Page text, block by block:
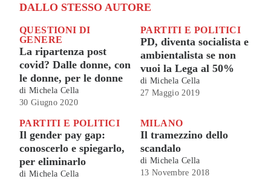
DALLO STESSO AUTORE
QUESTIONI DI
GENERE
La ripartenza post
covid? Dalle donne, con
le donne, per le donne
di Michela Cella
30 Giugno 2020
PARTITI E POLITICI
PD, diventa socialista e
ambientalista se non
vuoi la Lega al 50%
di Michela Cella
27 Maggio 2019
PARTITI E POLITICI
Il gender pay gap:
conoscerlo e spiegarlo,
per eliminarlo
di Michela Cella
MILANO
Il tramezzino dello
scandalo
di Michela Cella
13 Novembre 2018